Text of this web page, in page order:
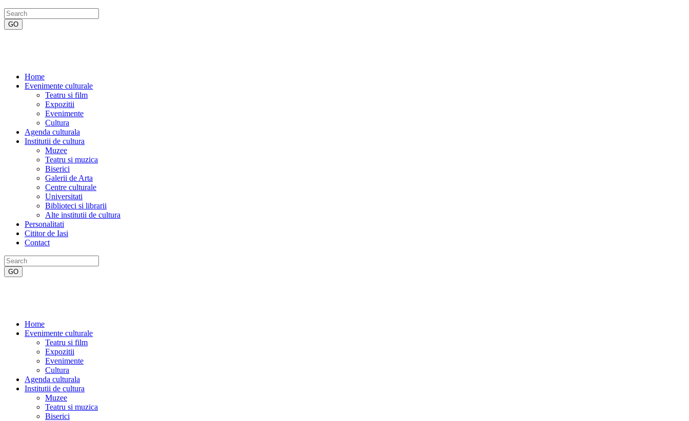
Home
Evenimente culturale
Teatru si film
Expozitii
Evenimente
Cultura
Agenda culturala
Institutii de cultura
Muzee
Teatru si muzica
Biserici
Galerii de Arta
Centre culturale
Universitati
Biblioteci si librarii
Alte institutii de cultura
Personalitati
Cititor de Iasi
Contact
Home
Evenimente culturale
Teatru si film
Expozitii
Evenimente
Cultura
Agenda culturala
Institutii de cultura
Muzee
Teatru si muzica
Biserici